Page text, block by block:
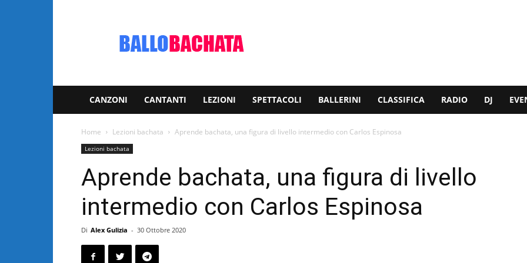
video
CANZONI CANTANTI LEZIONI SPETTACOLI BALLERINI CLASSIFICA RADIO DJ
Home Lezioni bachata Aprende bachata, una figura di livello intermedio con Carlos Espinosa
Lezioni bachata
Aprende bachata, una figura di livello
intermedio con Carlos Espinosa
Di Alex Gulizia - 30 Ottobre 2020